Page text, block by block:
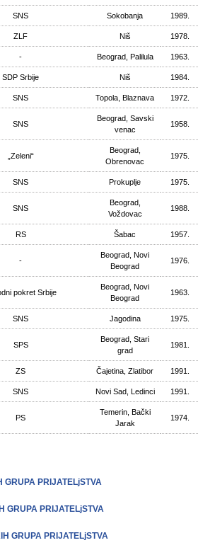
SNS Sokobanja 1989.
ZLF Niš 1978.
- Beograd, Palilula 1963.
SDP Srbije Niš 1984.
SNS Topola, Blaznava 1972.
SNS
Beograd, Savski
venac
1958.
„Zeleni“
Beograd,
Obrenovac
1975.
SNS Prokuplje 1975.
SNS
Beograd,
Voždovac
1988.
RS Šabac 1957.
-
Beograd, Novi
Beograd
1976.
pokret Srbije
Beograd, Novi
Beograd
1963.
SNS Jagodina 1975.
SPS
Beograd, Stari
grad
1981.
ZS Čajetina, Zlatibor 1991.
SNS Novi Sad, Ledinci 1991.
PS
Temerin, Bački
Jarak
1974.
GRUPA PRIJATELjSTVA
GRUPA PRIJATELjSTVA
GRUPA PRIJATELjSTVA